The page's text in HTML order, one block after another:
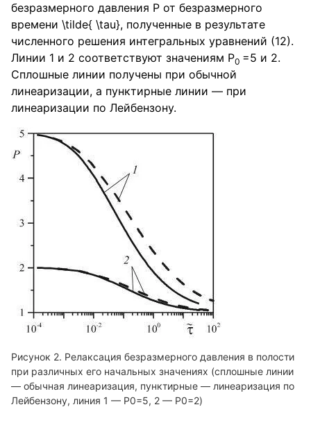
безразмерного давления P от безразмерного
времени \tilde{ \tau}, полученные в результате
численного решения интегральных уравнений (12).
Линии 1 и 2 соответствуют значениям P0 =5 и 2.
Cплошные линии получены при обычной
линеаризации, а пунктирные линии — при
линеаризации по Лейбензону.
Релаксация безразмерного давления в полости
при различных его начальных значениях (сплошные линии
— обычная линеаризация, пунктирные — линеаризация по
Лейбензону, линия 1 — P0=5, 2 — P0=2)